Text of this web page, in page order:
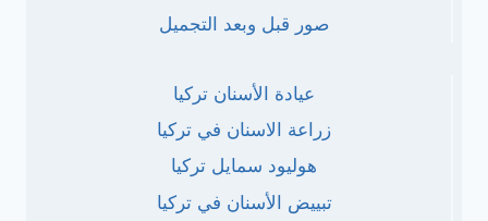
صور قبل وبعد التجميل
عيادة الأسنان تركيا
زراعة الاسنان في تركيا
هوليود سمايل تركيا
تبييض الأسنان في تركيا